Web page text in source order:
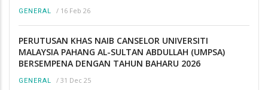
GENERAL / 16 Feb 26
PERUTUSAN KHAS NAIB CANSELOR UNIVERSITI
MALAYSIA PAHANG AL-SULTAN ABDULLAH (UMPSA)
BERSEMPENA DENGAN TAHUN BAHARU 2026
GENERAL / 31 Dec 25